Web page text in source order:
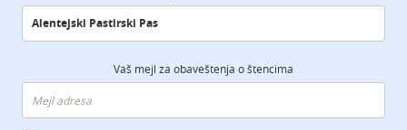
Vaš mejl za obaveštenja o štencima